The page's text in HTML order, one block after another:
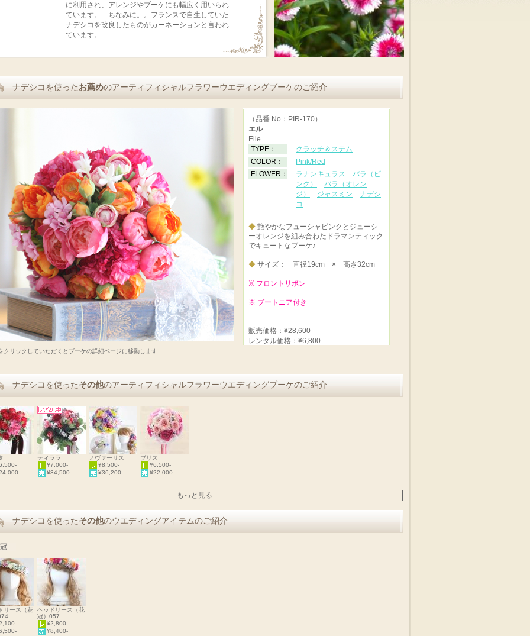
に利用され、アレンジやブーケにも幅広く用いられ
ています。 ちなみに。。フランスで自生していた
ナデシコを改良したものがカーネーションと言われ
ています。
ナデシコを使ったお薦めのアーティフィシャルフラワーウエディングブーケのご紹介
クリックしていただくとブーケの詳細ページに移動します
（品番 No：PIR-170）
エル
Elle
TYPE：
クラッチ＆ステム
COLOR：
Pink/Red
FLOWER：
ラナンキュラス
バラ（ピ
ンク）
バラ（オレン
ジ）
ジャスミン
ナデシ
コ
◆ 艶やかなフューシャピンクとジューシ
ーオレンジを組み合わたドラマンティック
でキュートなブーケ♪
◆ サイズ： 直径19cm × 高さ32cm
※ フロントリボン
※ ブートニア付き
販売価格：¥28,600
レンタル価格：¥6,800
ナデシコを使ったその他のアーティフィシャルフラワーウエディングブーケのご紹介
ティララ
¥7,000-
¥34,500-
ノヴァーリス
¥8,500-
¥36,200-
ブリス
¥6,500-
¥22,000-
もっと見る
ナデシコを使ったその他のウエディングアイテムのご紹介
リース（花
ヘッドリース（花
冠）057
¥2,800-
¥8,400-